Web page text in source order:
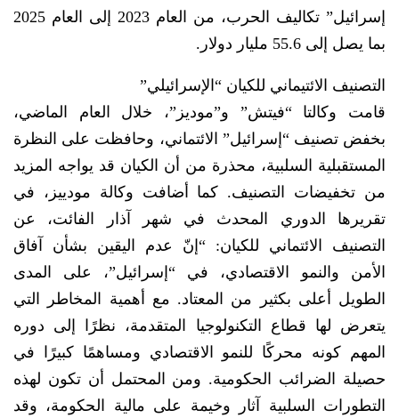
إسرائيل” تكاليف الحرب، من العام 2023 إلى العام 2025
بما يصل إلى 55.6 مليار دولار.
التصنيف الائتيماني للكيان “الإسرائيلي”
قامت وكالتا “فيتش” و”موديز”، خلال العام الماضي،
بخفض تصنيف “إسرائيل” الائتماني، وحافظت على النظرة
المستقبلية السلبية، محذرة من أن الكيان قد يواجه المزيد
من تخفيضات التصنيف. كما أضافت وكالة مودييز، في
تقريرها الدوري المحدث في شهر آذار الفائت، عن
التصنيف الائتماني للكيان: “إنّ عدم اليقين بشأن آفاق
الأمن والنمو الاقتصادي، في “إسرائيل”، على المدى
الطويل أعلى بكثير من المعتاد. مع أهمية المخاطر التي
يتعرض لها قطاع التكنولوجيا المتقدمة، نظرًا إلى دوره
المهم كونه محركًا للنمو الاقتصادي ومساهمًا كبيرًا في
حصيلة الضرائب الحكومية. ومن المحتمل أن تكون لهذه
التطورات السلبية آثار وخيمة على مالية الحكومة، وقد